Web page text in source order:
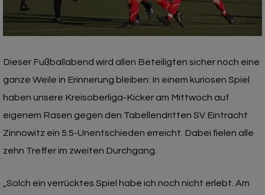
Dieser Fußballabend wird allen Beteiligten sicher noch eine
ganze Weile in Erinnerung bleiben: In einem kuriosen Spiel
haben unsere Kreisoberliga-Kicker am Mittwoch auf
eigenem Rasen gegen den Tabellendritten SV Eintracht
Zinnowitz ein 5:5-Unentschieden erreicht. Dabei fielen alle
zehn Treffer im zweiten Durchgang.
„Solch ein verrücktes Spiel habe ich noch nicht erlebt. Am